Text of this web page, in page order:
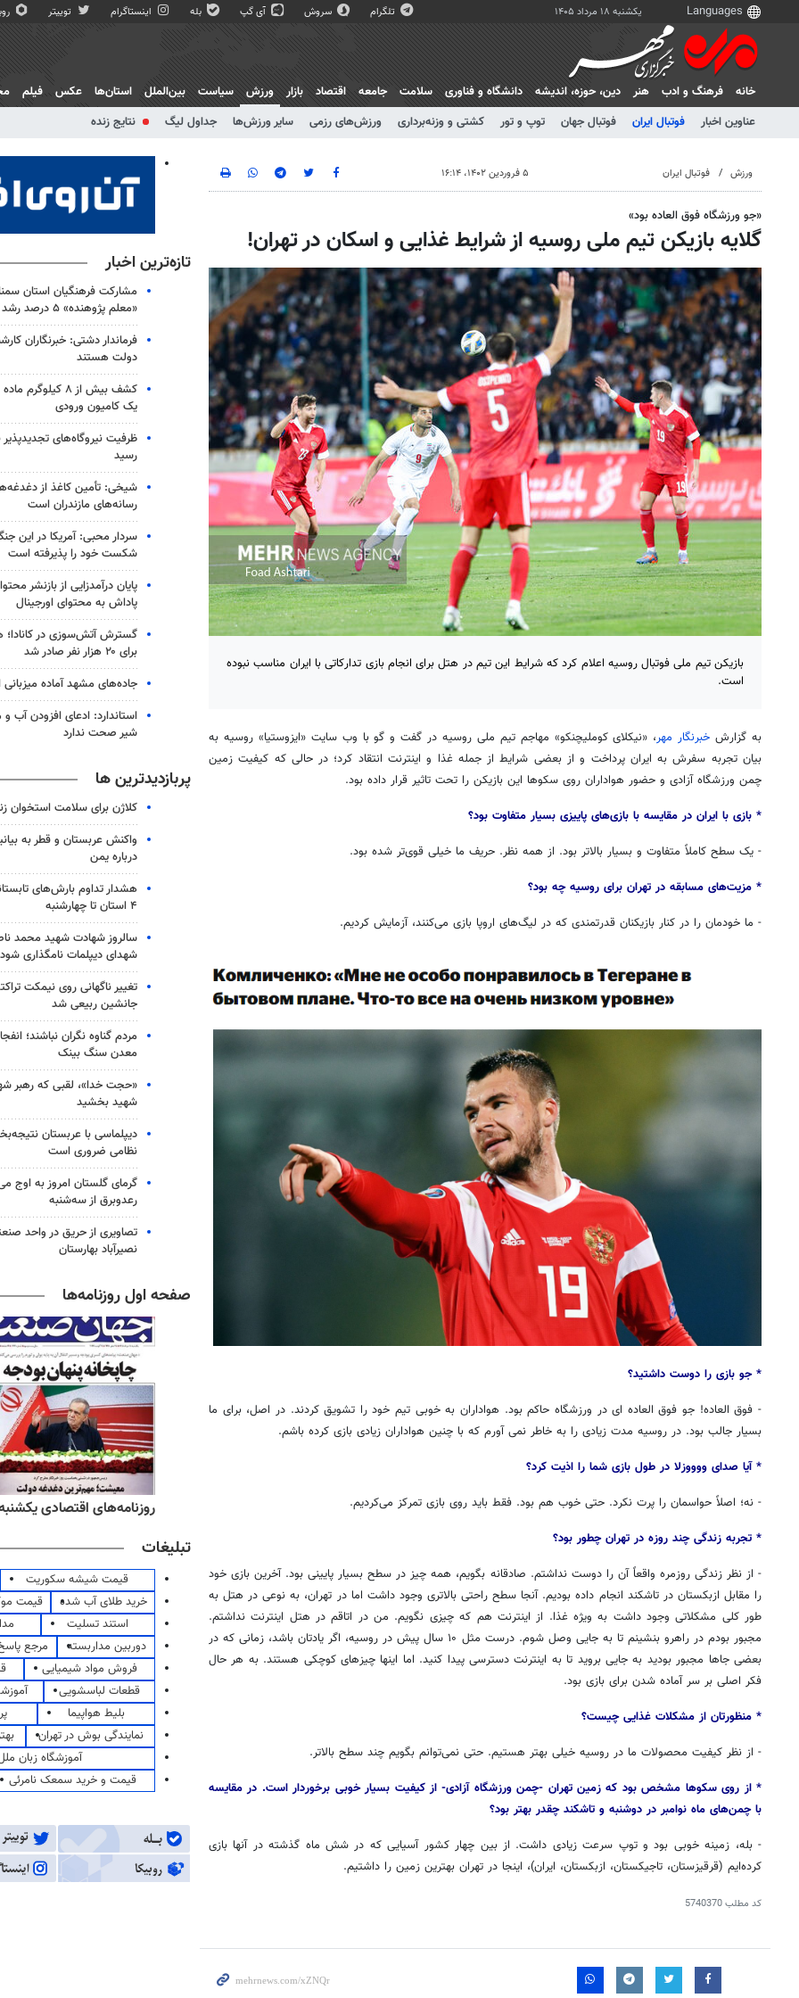
یکشنبه ۱۸ مرداد ۱۴۰۵ تلگرام سروش آی گپ بله اینستاگرام توییتر
خانه فرهنگ و ادب هنر دين، حوزه، انديشه دانشگاه و فناوری سلامت جامعه اقتصاد بازار
ورزش
عناوین اخبار
فوتبال ایران فوتبال جهان توپ و تور کشتی و وزنه‌برداری ورزش‌های رزمی سایر ورزش‌ها جداول لیگ نتایج زنده
سیاست بین‌الملل استان‌ها عکس فیلم
ورزش فوتبال ایران ۵ فروردین ۱۴۰۲، ۱۶:۱۴
«جو ورزشگاه فوق العاده بود»
گلایه بازیکن تیم ملی روسیه از شرایط غذایی و اسکان در تهران!
بازیکن تیم ملی فوتبال روسیه اعلام کرد که شرایط این تیم در هتل برای انجام بازی تدارکاتی با ایران مناسب نبوده
است.
به گزارش خبرنگار مهر، «نیکلایکوملیچنکو» مهاجم تیم ملی روسیه در گفت و گوبا وب سایت «ایزوستیا» روسیه به
بیان تجربه سفرش به ایران پرداخت و از بعضی شرایط از جمله غذا و اینترنت انتقاد کرد؛ درحالی که کیفیت زمین
چمن ورزشگاه آزادی و حضور هواداران روی سکوها این بازیکن را تحت تاثیر قرار داده بود.
* بازی با ایران در مقایسه با بازی‌های پاییزی بسیار متفاوت بود؟
- یک سطح کاملاً متفاوت و بسیار بالاتر بود. از همه نظر. حریف ما خیلی قوی‌تر شده بود.
* مزیت‌های مسابقه در تهران برای روسیه چه بود؟
- ما خودمان را در کنار بازیکنان قدرتمندی که در لیگ‌های اروپا بازی می‌کنند، آزمایش کردیم.
* جو بازی را دوست داشتید؟
- فوق العاده! جو فوق العاده ایدر ورزشگاه حاکم بود. هواداران به خوبی تیم خود را تشویق کردند. در اصل، برای ما
بسیار جالب بود. در روسیه مدت زیادی را به خاطر نمی آورم که با چنین هواداران زیادی بازی کرده باشم.
* آیا صدای ووووزلا در طول بازی شما را اذیت کرد؟
- نه؛ اصلاً حواسمان را پرت نکرد. حتی خوب هم بود. فقط باید روی بازی تمرکز می‌کردیم.
* تجربه زندگی چند روزه در تهران چطور بود؟
- از نظر زندگی روزمره واقعاً آن را دوست نداشتم. صادقانه بگویم، همه چیز در سطح بسیار پایینی بود. آخرین بازی خود
را مقابل ازبکستان در تاشکند انجام داده بودیم. آنجا سطح راحتی بالاتری وجود داشت اما در تهران، به نوعی در هتل به
طور کلی مشکلاتی وجود داشت به ویژه غذا. از اینترنت هم که چیزی نگویم. من در اتاقمدر هتل اینترنت نداشتم.
مجبور بودم در راهرو بنشینم تا به جایی وصل شوم. درست مثل ۱۰ سال پیش در روسیه، اگر یادتان باشد، زمانی که در
بعضیجاها مجبور بودید به جایی بروید تا به اینترنت دسترسی پیدا کنید. اما اینها چیزهای کوچکی هستند. به هر حال
فکر اصلی بر سر آماده شدن برای بازی بود.
* منظورتان از مشکلات غذایی چیست؟
- از نظر کیفیت محصولات ما در روسیه خیلی بهتر هستیم. حتی نمی‌توانم بگویم چند سطح بالاتر.
* از روی سکوها مشخص بود که زمین تهران -چمن ورزشگاه آزادی- از کیفیت بسیار خوبی برخوردار است. در مقایسه
با چمن‌های ماه نوامبر در دوشنبه و تاشکند چقدر بهتر بود؟
- بله، زمینه خوبی بود و توپ سرعت زیادی داشت. از بین چهار کشور آسیایی که در شش ماه گذشته در آنها بازی
کرده‌ایم (قرقیزستان، تاجیکستان، ازبکستان، ایران)، اینجا در تهران بهترین زمین را داشتیم.
کد مطلب5740370
تازه‌ترین اخبار
مشارکت فرهنگیان استان
«معلم پژوهنده» ۵ درصد رشد کرد
فرماندار دشتی: خبرنگاران
دولت هستند
کشف بیش از ۸
یک کامیون ورودی
رسید
شیخی: تأمین کاغذ از
رسانه‌های مازندران است
سردار محبی: آمریکا در این
شکست خود را پذیرفته است
پایان درآمدزایی از بازنشر
پاداش به محتوای اورجینال
گسترش آتش‌سوزی در کانادا؛
برای ۲۰ هزار نفر صادر شد
جاده‌های مشهد آماده میزبانی
استاندارد: ادعای افزودن آب
شیر صحت ندارد
پربازدیدترین ها
کلاژن برای سلامت استخوان
واکنش عربستان و قطر به
درباره یمن
هشدار تداوم بارش‌های
۴ استان تا چهارشنبه
سالروز شهادت شهید محمد
شهدای دیپلمات نامگذاری شود
تغییر ناگهانی روی نیمکت
جانشین ربیعی شد
مردم گناوه نگران نباشند؛
معدن سنگ بینک
«حجت خدا»، لقبی که رهبر
شهید بخشید
دیپلماسی با عربستان
نظامی ضروری است
گرمای گلستان امروز به اوج
رعدوبرق از سه‌شنبه
تصاویری از حریق در واحد
نصیرآباد بهارستان
صفحه اول روزنامه‌ها
روزنامه‌های ورزشی شنبه ۱۷ مرداد ۱۴۰۵ روزنامه‌های ورزشی یکشنبه ۱۸ مرداد ۱۴۰۵ روزنامه‌های اقتصادی یکشنبه ۱۸ مرداد
تبلیغات
قیمت شیشه سکوریت
خرید طلای آب شده
قیمت
استند تسلیت
دوربین مداربسته
مرجع
فروش مواد شیمیایی
قطعات لباسشویی
بلیط هواپیما
نمایندگی بوش در تهران
آموزشگاه زبان
قیمت و خرید سمعک نامرئی